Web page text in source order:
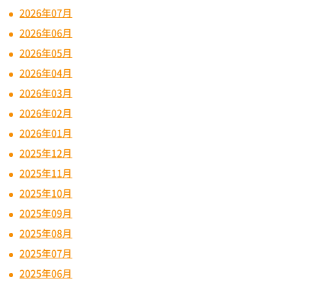
2026年07月
2026年06月
2026年05月
2026年04月
2026年03月
2026年02月
2026年01月
2025年12月
2025年11月
2025年10月
2025年09月
2025年08月
2025年07月
2025年06月